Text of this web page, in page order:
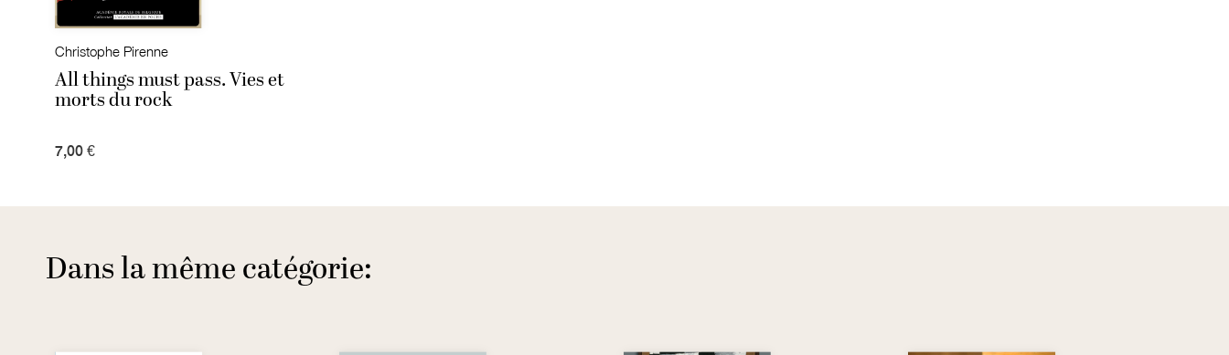
Christophe Pirenne
All things must pass. Vies et
morts du rock
7,00 €
Dans la même catégorie: